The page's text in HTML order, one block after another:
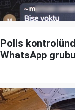
Polis
WhatsApp